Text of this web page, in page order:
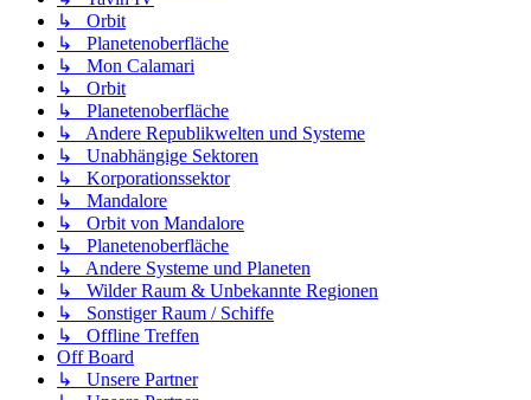
↳ Orbit
↳ Planetenoberfläche
↳ Mon Calamari
↳ Orbit
↳ Planetenoberfläche
↳ Andere Republikwelten und Systeme
↳ Unabhängige Sektoren
↳ Korporationssektor
↳ Mandalore
↳ Orbit von Mandalore
↳ Planetenoberfläche
↳ Andere Systeme und Planeten
↳ Wilder Raum & Unbekannte Regionen
↳ Sonstiger Raum / Schiffe
↳ Offline Treffen
Off Board
↳ Unsere Partner